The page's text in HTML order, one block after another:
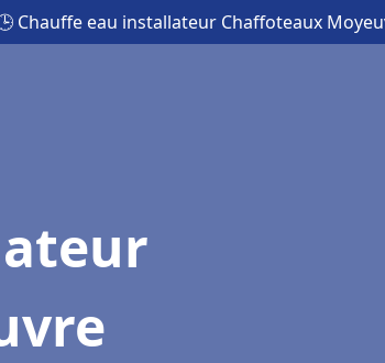
Chauffe eau installateur Chaffoteaux